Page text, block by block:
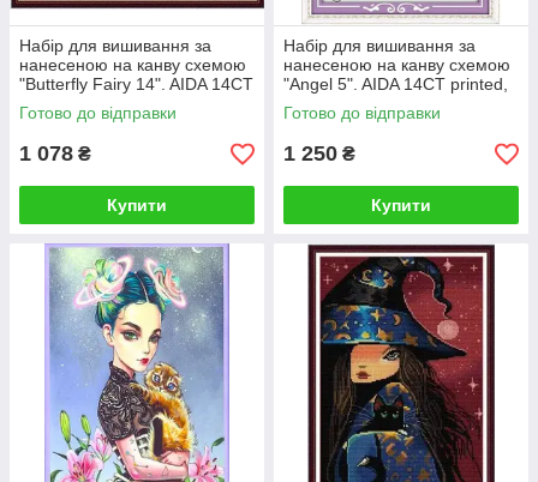
Набір для вишивання за
нанесеною на канву схемою
"Butterfly Fairy 14". AIDA 14CT
printed , 49*43см
Готово до відправки
1 078 ₴
Купити
Набір для вишивання за
нанесеною на канву схемою
"Angel 5". AIDA 14CT printed,
46*59 см
Готово до відправки
1 250 ₴
Купити